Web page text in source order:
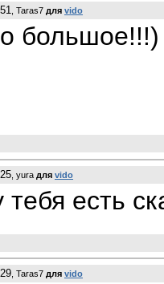
, Taras7 для vido
большое!!!)
, yura для vido
тебя есть
, Taras7 для vido